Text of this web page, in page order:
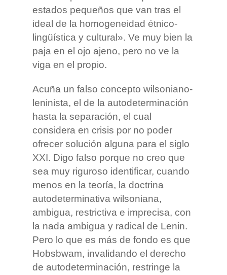
estados pequeños que van tras el
ideal de la homogeneidad étnico-
lingüística y cultural». Ve muy bien la
paja en el ojo ajeno, pero no ve la
viga en el propio.
Acuña un falso concepto wilsoniano-
leninista, el de la autodeterminación
hasta la separación, el cual
considera en crisis por no poder
ofrecer solución alguna para el siglo
XXI. Digo falso porque no creo que
sea muy riguroso identificar, cuando
menos en la teoría, la doctrina
autodeterminativa wilsoniana,
ambigua, restrictiva e imprecisa, con
la nada ambigua y radical de Lenin.
Pero lo que es más de fondo es que
Hobsbwam, invalidando el derecho
de autodeterminación, restringe la